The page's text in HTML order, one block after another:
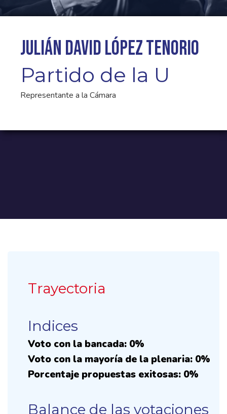
Julián David López Tenorio
Partido de la U
Representante a la Cámara
Trayectoria
Indices
Voto con la bancada: 0%
Voto con la mayoría de la plenaria: 0%
Porcentaje propuestas exitosas: 0%
Balance de las votaciones